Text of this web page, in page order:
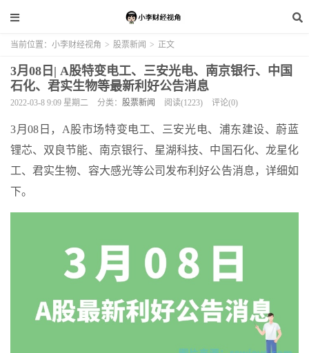
当前位置： 小李财经视角 > 股票新闻 > 正文
3月08日| A股特变电工、三安光电、南京银行、中国
石化、君实生物等最新利好公告消息
2022-03-8 9:09 星期二 分类： 股票新闻 阅读(1223) 评论(0)
3月08日，A股市场特变电工、三安光电、浦东建设、蔚蓝
锂芯、双良节能、南京银行、星湖科技、中国石化、龙星化
工、君实生物、容大感光等公司发布利好公告消息，详细如
下。